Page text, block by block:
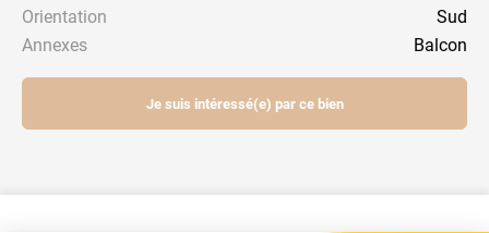
Orientation
Sud
Annexes
Balcon
Je suis intéressé(e) par ce bien